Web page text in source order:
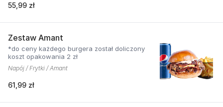
55,99 zł
Zestaw Amant
*do ceny każdego burgera został doliczony
koszt opakowania 2 zł
Napój / Frytki / Amant
61,99 zł